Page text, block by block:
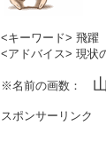
<キーワード> 飛躍
<アドバイス> 現状
※名前の画数： 山
スポンサーリンク